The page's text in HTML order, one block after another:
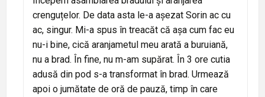
crenguțelor. De data asta le-a așezat Sorin ac cu
ac, singur. Mi-a spus în treacăt că așa cum fac eu
nu-i bine, cică aranjametul meu arată a buruiană,
nu a brad. În fine, nu m-am supărat. În 3 ore cutia
adusă din pod s-a transformat în brad. Urmează
apoi o jumătate de oră de pauză, timp în care